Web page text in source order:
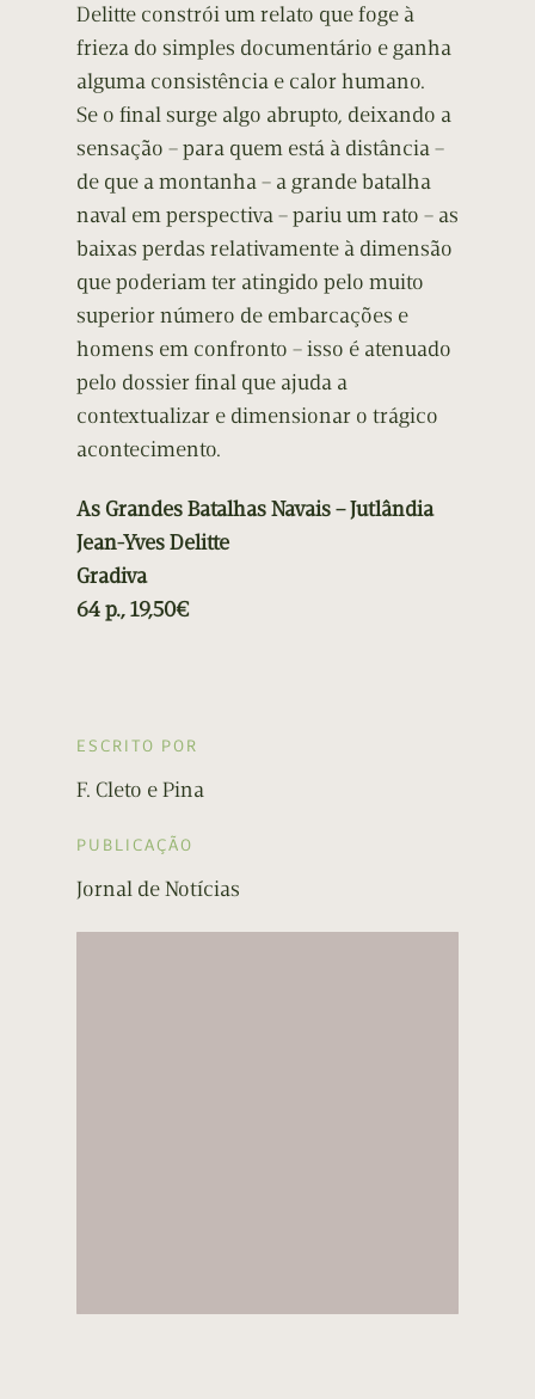
Delitte constrói um relato que foge à
frieza do simples documentário e ganha
alguma consistência e calor humano.
Se o final surge algo abrupto, deixando a
sensação – para quem está à distância –
de que a montanha – a grande batalha
naval em perspectiva – pariu um rato – as
baixas perdas relativamente à dimensão
que poderiam ter atingido pelo muito
superior número de embarcações e
homens em confronto – isso é atenuado
pelo dossier final que ajuda a
contextualizar e dimensionar o trágico
acontecimento.
As Grandes Batalhas Navais – Jutlândia
Jean-Yves Delitte
Gradiva
64 p., 19,50€
ESCRITO POR
F. Cleto e Pina
PUBLICAÇÃO
Jornal de Notícias